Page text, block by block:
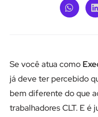
Se você atua como
já deve ter percebido
bem diferente do que
trabalhadores CLT. E é